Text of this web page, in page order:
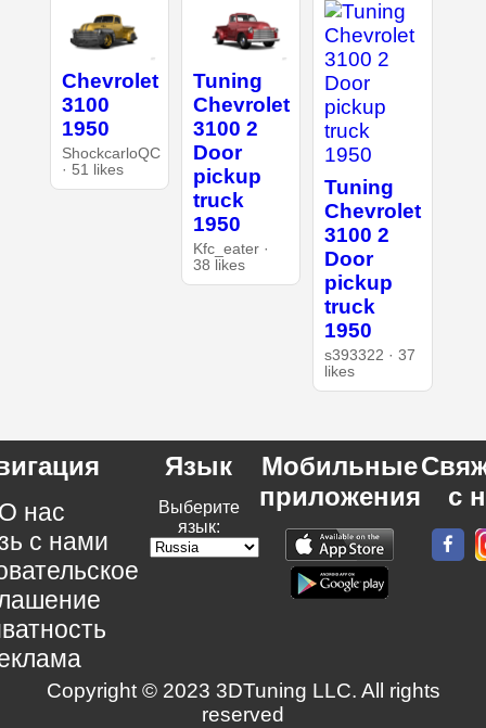
Chevrolet
3100
1950
ShockcarloQC
· 51 likes
Tuning
Chevrolet
3100 2
Door
pickup
truck
1950
Kfc_eater ·
38 likes
Tuning
Chevrolet
3100 2
Door
pickup
truck
1950
s393322 · 37
likes
нас
с нами
Язык
Выберите
язык:
Мобильные
приложения
с
Copyright © 2023 3DTuning LLC. All rights
reserved